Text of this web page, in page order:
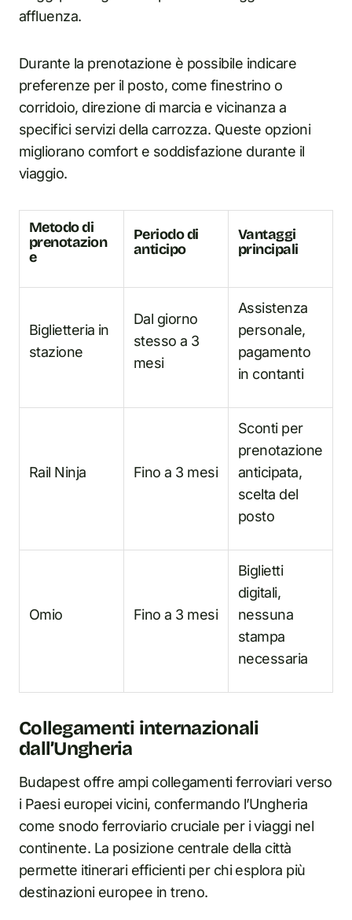
affluenza.
Durante la prenotazione è possibile indicare
preferenze per il posto, come finestrino o
corridoio, direzione di marcia e vicinanza a
specifici servizi della carrozza. Queste opzioni
migliorano comfort e soddisfazione durante il
viaggio.
Metodo di
prenotazion
e
Periodo di
anticipo
Vantaggi
principali
Biglietteria in
stazione
Dal giorno
stesso a 3
mesi
Assistenza
personale,
pagamento
in contanti
Rail Ninja Fino a 3 mesi
Sconti per
prenotazione
anticipata,
scelta del
posto
Omio Fino a 3 mesi
Biglietti
digitali,
nessuna
stampa
necessaria
Collegamenti internazionali
dall’Ungheria
Budapest offre ampi collegamenti ferroviari verso
i Paesi europei vicini, confermando l’Ungheria
come snodo ferroviario cruciale per i viaggi nel
continente. La posizione centrale della città
permette itinerari efficienti per chi esplora più
destinazioni europee in treno.